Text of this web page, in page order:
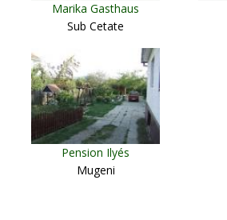
Marika Gasthaus
Sub Cetate
Pension Ilyés
Mugeni